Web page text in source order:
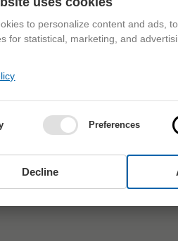
to personalize content and ads,
for statistical, marketing, and
Preferences
Decline